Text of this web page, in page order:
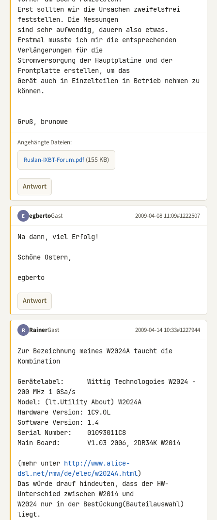
Erst sollten wir die Ursachen zweifelsfrei
feststellen. Die Messungen
sind sehr aufwendig, dauern also etwas.
Erstmal musste ich mir die entsprechenden
Verlängerungen für die
Stromversorgung der Hauptplatine und der
Frontplatte erstellen, um das
Gerät auch in Einzelteilen in Betrieb nehmen zu
können.
Gruß, brunowe
Angehängte Dateien:
Ruslan-IXBT-Forum.pdf (155 KB)
Antwort
E egbertoGast 2009-04-08 11:09#1222507
Na dann, viel Erfolg!
Schöne Ostern,
egberto
Antwort
R RainerGast 2009-04-14 10:33#1227944
Zur Bezeichnung meines W2024A taucht die
Kombination
Gerätelabel:      Wittig Technologoies W2024 -
200 MHz 1 GSa/s
Model: (lt.Utility About) W2024A
Hardware Version: 1C9.0L
Software Version: 1.4
Serial Number:    01093011C8
Main Board:       V1.03 2006, 2DR34K W2014
(mehr unter http://www.alice-
dsl.net/rmw/de/elec/w2024A.html)
Das würde drauf hindeuten, dass der HW-
Unterschied zwischen W2014 und
W2024 nur in der Bestückung(Bauteilauswahl)
liegt.